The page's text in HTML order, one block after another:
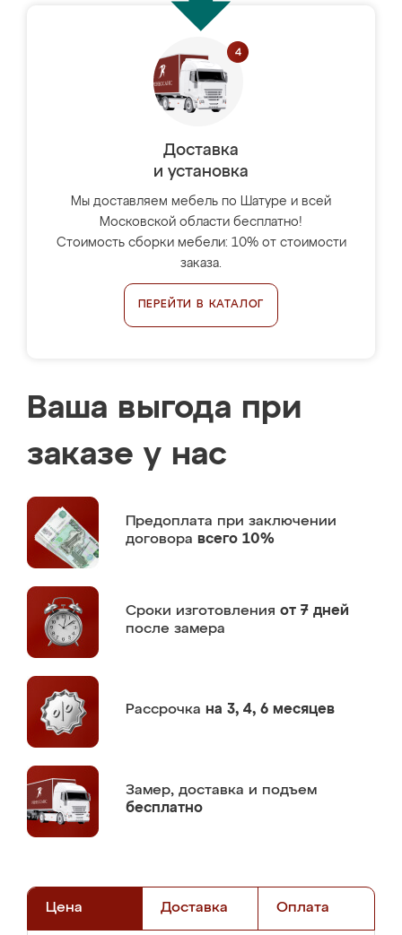
Доставка
и установка
Мы доставляем мебель по Шатуре и всей
Московской области бесплатно!
Стоимость сборки мебели: 10% от стоимости
заказа.
ПЕРЕЙТИ В КАТАЛОГ
Ваша выгода при
заказе у нас
Предоплата при заключении
договора всего 10%
Сроки изготовления от 7 дней
после замера
Рассрочка на 3, 4, 6 месяцев
Замер, доставка и подъем
бесплатно
Цена Доставка Оплата